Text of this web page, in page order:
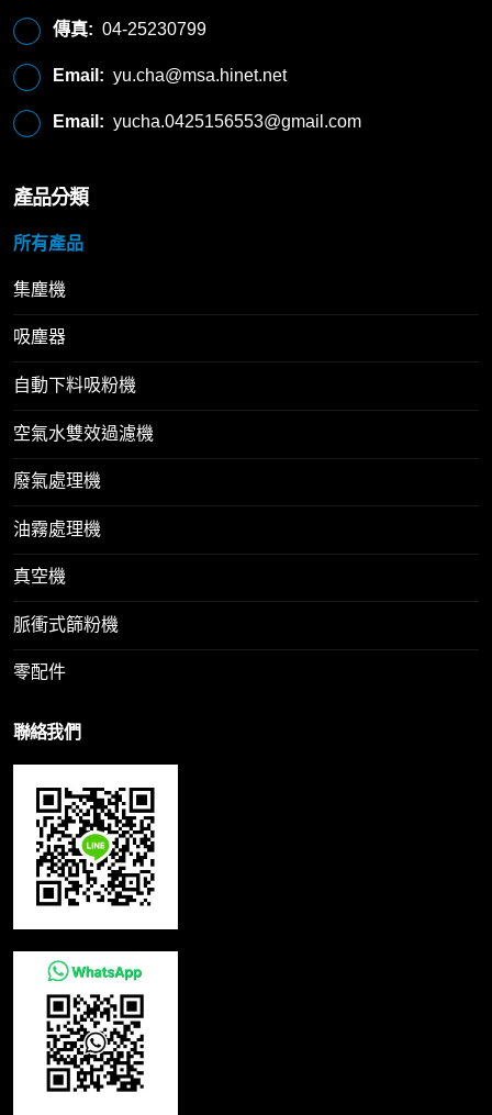
傳真: 04-25230799
Email: yu.cha@msa.hinet.net
Email: yucha.0425156553@gmail.com
產品分類
所有產品
集塵機
吸塵器
自動下料吸粉機
空氣水雙效過濾機
廢氣處理機
油霧處理機
真空機
脈衝式篩粉機
零配件
聯絡我們